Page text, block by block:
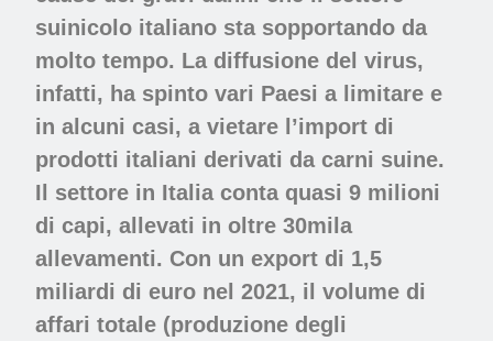
suinicolo italiano sta sopportando da
molto tempo. La diffusione del virus,
infatti, ha spinto vari Paesi a limitare e
in alcuni casi, a vietare l’import di
prodotti italiani derivati da carni suine.
Il settore in Italia conta quasi 9 milioni
di capi, allevati in oltre 30mila
allevamenti. Con un export di 1,5
miliardi di euro nel 2021, il volume di
affari totale (produzione degli